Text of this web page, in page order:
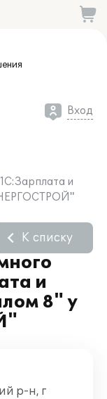
Вход
и
и
8" у
К списку
р-н, г